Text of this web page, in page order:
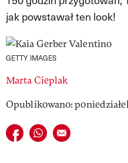
VIVA!MAN
VIVA!PEOPLE POWER
jak powstawał ten look!
GETTY IMAGES
Marta Cieplak
Opublikowano:
Udostępnij na facebook
Udostępnij na
E-mail do